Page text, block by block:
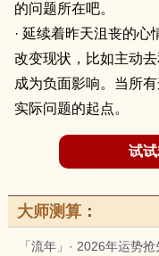
的问题所在吧。
· 延续着昨天沮丧的
改变现状，比如主动
成为负面影响。当所
实际问题的起点。
试
大师测算：
「流年」· 2026年运势